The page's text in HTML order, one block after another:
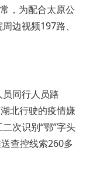
，为配合太原公
边视频197路、
同行人员路
北行驶的疫情嫌
次识别“鄂”字头
查控线索260多